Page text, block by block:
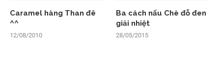
Caramel hàng Than đê
^^
12/08/2010
Ba cách nấu Chè đỗ đen
giải nhiệt
28/05/2015